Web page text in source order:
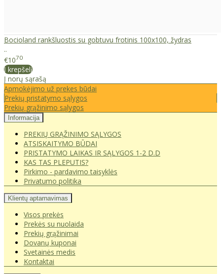
Bocioland rankšluostis su gobtuvu frotinis 100x100, žydras
..
€1070
Į krepšelį
Į norų sąrašą
Apmokėjimo už prekes būdai
Prekių pristatymo sąlygos
Prekių grąžinimo sąlygos
Informacija
PREKIŲ GRĄŽINIMO SĄLYGOS
ATSISKAITYMO BŪDAI
PRISTATYMO LAIKAS IR SĄLYGOS 1-2 D.D
KAS TAS PLEPUTIS?
Pirkimo - pardavimo taisyklės
Privatumo politika
Klientų aptarnavimas
Visos prekės
Prekės su nuolaida
Prekių grąžinimai
Dovanų kuponai
Svetainės medis
Kontaktai